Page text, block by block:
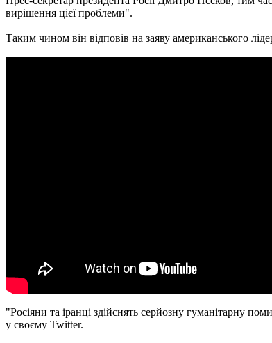
вирішення цієї проблеми".
Таким чином він відповів на заяву американського
"Росіяни та іранці здійснять серйозну гуманітарну
у своєму Twitter.